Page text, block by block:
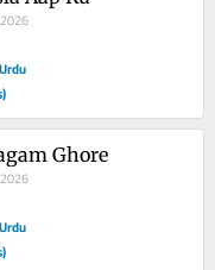
Ghore